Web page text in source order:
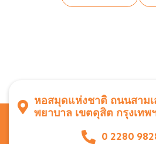
หอสมุดแห่งชาติ ถนนสาม
พยาบาล เขตดุสิต กรุงเทพ
0 2280